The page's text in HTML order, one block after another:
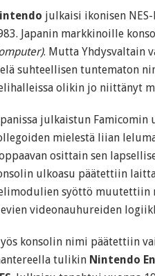
julkaisi ikonisen
Japanin markkinoille
. Mutta Yhdysvaltain
suhteellisen tuntematon
olikin jo niittänyt
julkaistun
mielestä liian
osittain sen
ulkoasu päätettiin
syöttö muutettiin
videonauhureiden
konsolin nimi päätettiin
tulikin Nintendo